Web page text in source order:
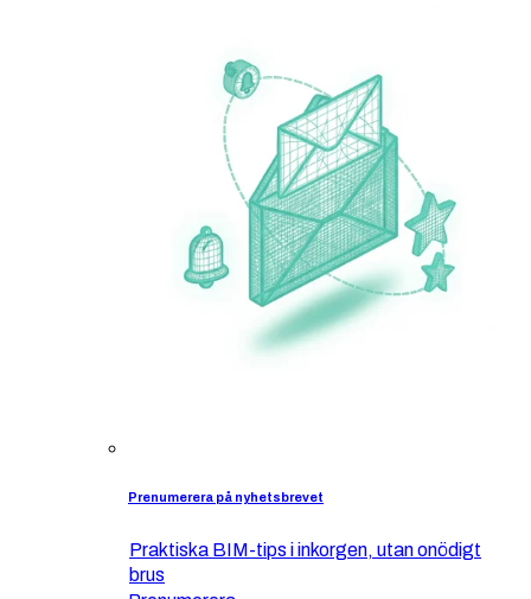
Prenumerera på nyhetsbrevet
Praktiska BIM-tips i inkorgen, utan onödigt
brus